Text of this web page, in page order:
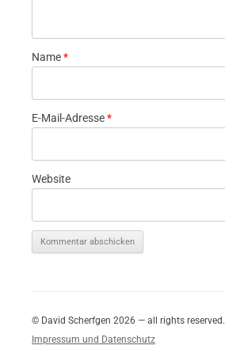
Name*
E-Mail-Adresse*
Website
© David Scherfgen 2026 — all rights reserved.
Impressum und Datenschutz